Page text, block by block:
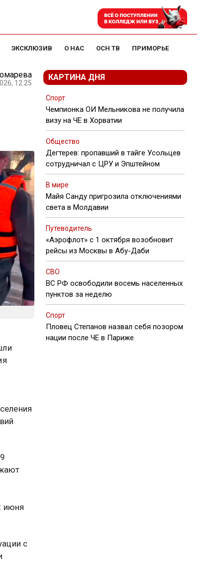
ЭКСКЛЮЗИВ О НАС ОСН ТВ ПРИМОРЬЕ
12:25
июня
с
КАРТИНА ДНЯ
Спорт
Чемпионка ОИ Мельникова не получила
визу на ЧЕ в Хорватии
Общество
Дегтерев: пропавший в тайге Усольцев
сотрудничал с ЦРУ и Эпштейном
В мире
Майя Санду пригрозила отключениями
света в Молдавии
Путеводитель
«Аэрофлот» с 1 октября возобновит
рейсы из Москвы в Абу-Даби
СВО
ВС РФ освободили восемь населенных
пунктов за неделю
Спорт
Пловец Степанов назвал себя позором
нации после ЧЕ в Париже